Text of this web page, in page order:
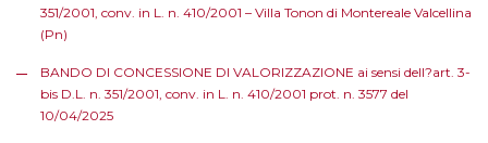
351/2001, conv. in L. n. 410/2001 – Villa Tonon di Montereale Valcellina
(Pn)
BANDO DI CONCESSIONE DI VALORIZZAZIONE ai sensi dell?art. 3-
bis D.L. n. 351/2001, conv. in L. n. 410/2001 prot. n. 3577 del
10/04/2025